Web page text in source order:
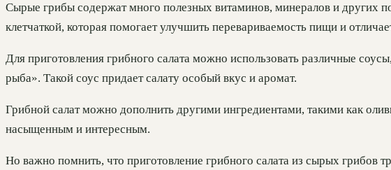
Сырые грибы содержат много полезных витаминов, минералов и других
клетчаткой, которая помогает улучшить перевариваемость пищи и
Для приготовления грибного салата можно использовать различные
рыба». Такой соус придает салату особый вкус и аромат.
Грибной салат можно дополнить другими ингредиентами, такими как
насыщенным и интересным.
Но важно помнить, что приготовление грибного салата из сырых грибов